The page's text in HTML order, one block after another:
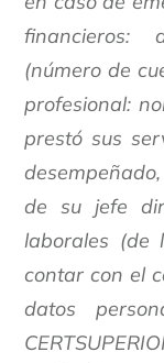
financieros:
(número de
profesional:
prestó sus
de su jefe
laborales (de
contar con el
datos